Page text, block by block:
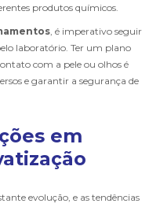
produtos químicos.
, é imperativo seguir
laboratório. Ter um plano
com a pele ou olhos é
e garantir a segurança de
em
evolução, e as tendências